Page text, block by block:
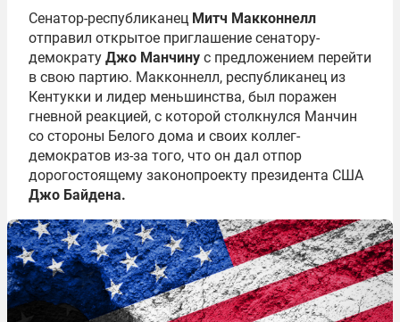
Сенатор-республиканец Митч Макконнелл
отправил открытое приглашение сенатору-
демократу Джо Манчину с предложением перейти
в свою партию. Макконнелл, республиканец из
Кентукки и лидер меньшинства, был поражен
гневной реакцией, с которой столкнулся Манчин
со стороны Белого дома и своих коллег-
демократов из-за того, что он дал отпор
дорогостоящему законопроекту президента США
Джо Байдена.